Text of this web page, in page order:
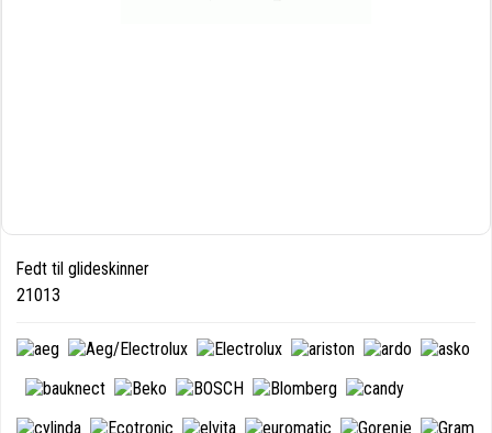
Fedt til glideskinner
21013